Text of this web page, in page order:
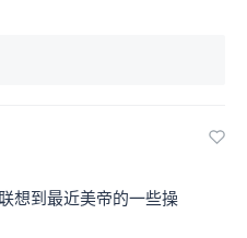
想到最近美帝的一些操